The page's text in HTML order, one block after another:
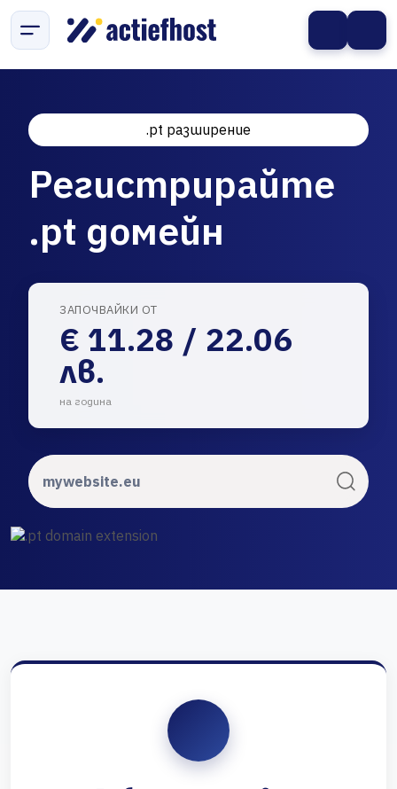
.pt разширение
Регистрирайте
.pt домейн
ЗАПОЧВАЙКИ ОТ
€ 11.28 / 22.06
лв.
на година